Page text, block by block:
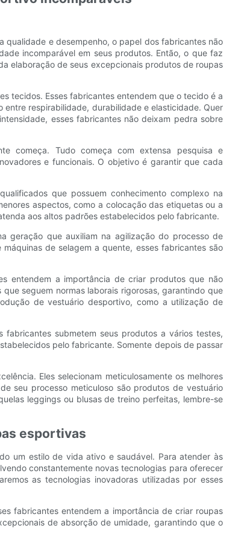
qualidade e desempenho, o papel dos fabricantes não
incomparável em seus produtos. Então, o que faz
elaboração de seus excepcionais produtos de roupas
tecidos. Esses fabricantes entendem que o tecido é a
entre respirabilidade, durabilidade e elasticidade. Quer
esses fabricantes não deixam pedra sobre
começa. Tudo começa com extensa pesquisa e
e funcionais. O objetivo é garantir que cada
que possuem conhecimento complexo na
aspectos, como a colocação das etiquetas ou a
aos altos padrões estabelecidos pelo fabricante.
geração que auxiliam na agilização do processo de
de selagem a quente, esses fabricantes são
entendem a importância de criar produtos que não
seguem normas laborais rigorosas, garantindo que
de vestuário desportivo, como a utilização de
submetem seus produtos a vários testes,
pelo fabricante. Somente depois de passar
Eles selecionam meticulosamente os melhores
seu processo meticuloso são produtos de vestuário
leggings ou blusas de treino perfeitas, lembre-se
esportivas
um estilo de vida ativo e saudável. Para atender às
constantemente novas tecnologias para oferecer
as tecnologias inovadoras utilizadas por esses
fabricantes entendem a importância de criar roupas
de absorção de umidade, garantindo que o